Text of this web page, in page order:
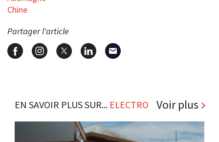
Chine
Partager l'article
EN SAVOIR PLUS SUR... ELECTRO Voir plus